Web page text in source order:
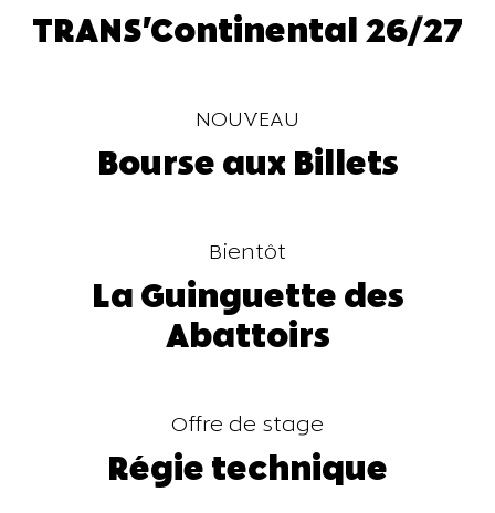
TRANS'Continental 26/27
NOUVEAU
Bourse aux Billets
Bientôt
La Guinguette des
Abattoirs
Offre de stage
Régie technique